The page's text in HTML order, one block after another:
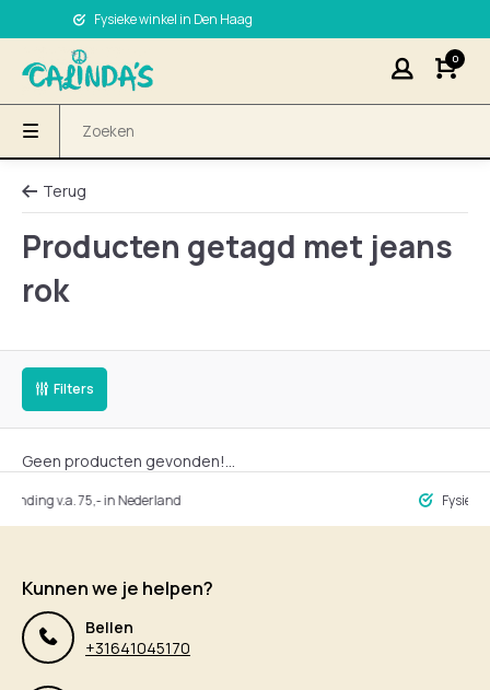
Fysieke winkel in Den Haag
0
Terug
Producten getagd met jeans
rok
Filters
Geen producten gevonden!...
v.a. 75,- in Nederland Fysieke
Kunnen we je helpen?
Bellen
+31641045170